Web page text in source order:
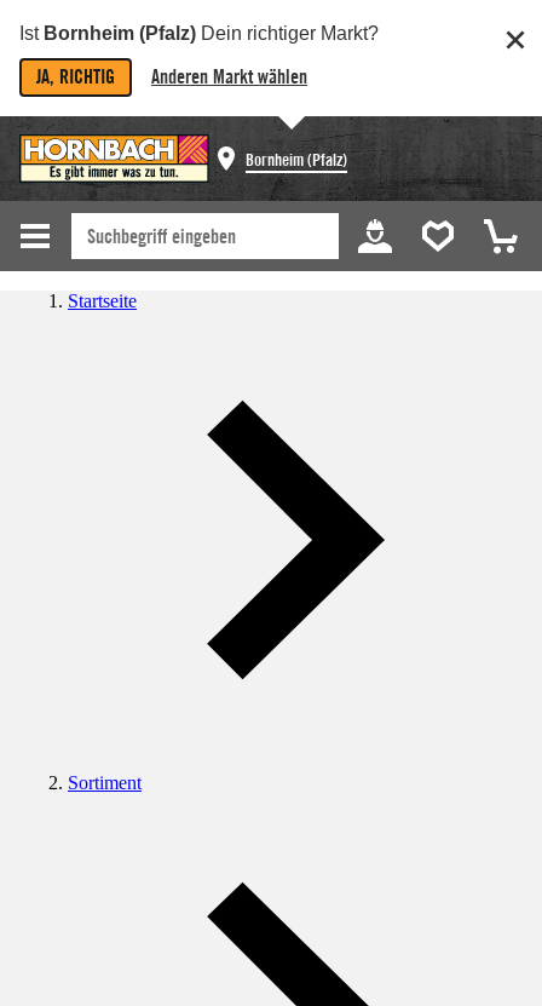
Ist Bornheim (Pfalz) Dein richtiger Markt?
JA, RICHTIG Anderen Markt wählen
Bornheim (Pfalz)
Startseite
Sortiment